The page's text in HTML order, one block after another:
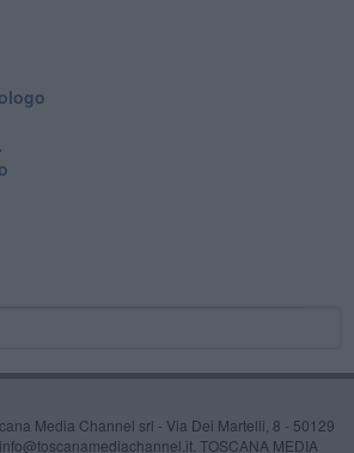
Media Channel srl - Via Dei Martelli, 8 - 50129
TOSCANA MEDIA